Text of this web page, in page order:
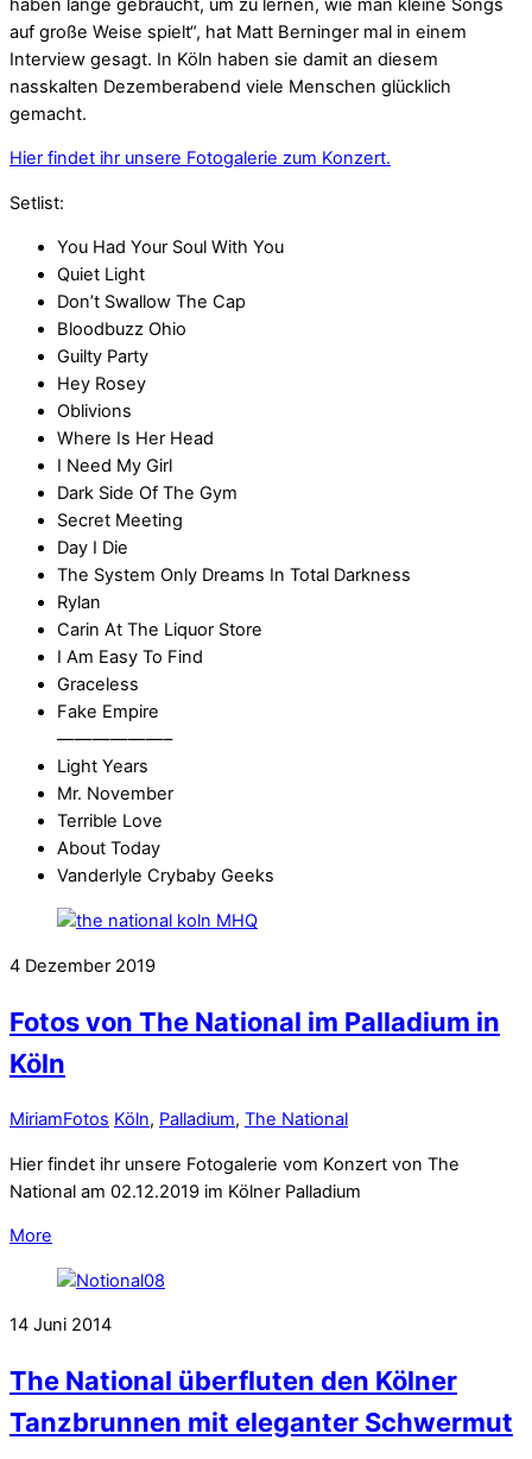
haben lange gebraucht, um zu lernen, wie man kleine Songs
auf große Weise spielt“, hat Matt Berninger mal in einem
Interview gesagt. In Köln haben sie damit an diesem
nasskalten Dezemberabend viele Menschen glücklich
gemacht.
Hier findet ihr unsere Fotogalerie zum Konzert.
Setlist:
You Had Your Soul With You
Quiet Light
Don’t Swallow The Cap
Bloodbuzz Ohio
Guilty Party
Hey Rosey
Oblivions
Where Is Her Head
I Need My Girl
Dark Side Of The Gym
Secret Meeting
Day I Die
The System Only Dreams In Total Darkness
Rylan
Carin At The Liquor Store
I Am Easy To Find
Graceless
Fake Empire
——————–
Light Years
Mr. November
Terrible Love
About Today
Vanderlyle Crybaby Geeks
4 Dezember 2019
Fotos von The National im Palladium in
Köln
MiriamFotos Köln, Palladium, The National
Hier findet ihr unsere Fotogalerie vom Konzert von The
National am 02.12.2019 im Kölner Palladium
More
14 Juni 2014
The National überfluten den Kölner
Tanzbrunnen mit eleganter Schwermut